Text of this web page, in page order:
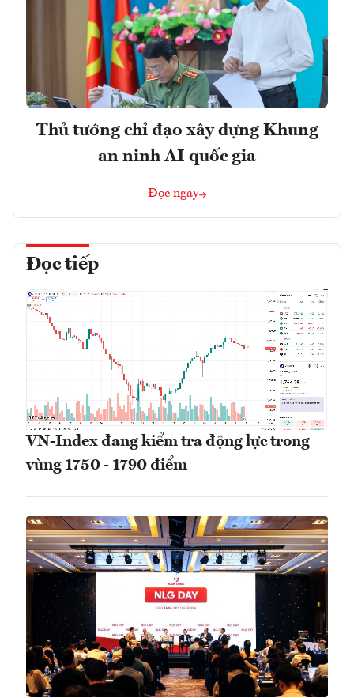
Thủ tướng chỉ đạo xây dựng Khung
an ninh AI quốc gia
Đọc ngay
Đọc tiếp
VN-Index đang kiểm tra động lực trong
vùng 1750 - 1790 điểm